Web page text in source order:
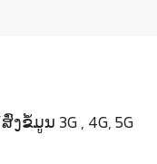
ຂໍ້ມູນ 3G , 4G, 5G